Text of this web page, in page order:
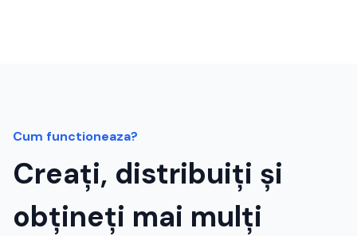
Cum functioneaza?
Creați, distribuiți și
obțineți mai mulți